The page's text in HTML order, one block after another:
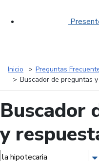
Inicio
Preguntas
Buscador de preguntas
Buscador
y